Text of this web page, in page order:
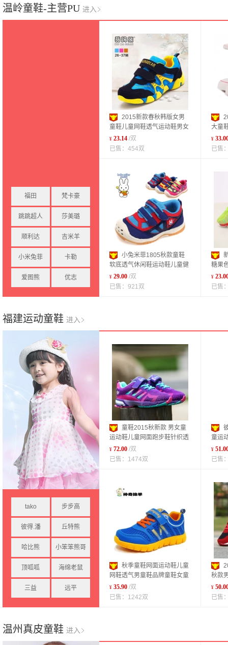
温岭童鞋-主营PU 进入
福田 梵卡豪
跳跳超人 莎美璐
顺利达 吉米羊
小米兔菲 卡勒
爱图熊 优志
2015新款春秋韩版女男
童鞋儿童网鞋透气运动鞋男女
跑步鞋厂家直销
¥ 23.14 /双
已售：454双
大童
牌儿
¥
已售
小兔米菲1805秋款童鞋
软底透气休闲鞋运动鞋儿童健
康运动机能鞋
¥ 29.00 /双
已售：921双
糖果
厂家
¥
已售
福建运动童鞋 进入
tako 步步高
彼得.潘 丘特熊
哈比熊 小笨笨熊哥
顶呱呱 海绵老鼠
三益 远平
童鞋2015秋新款 男女童
运动鞋儿童网面跑步鞋针织透
气休闲亲子鞋
¥ 72.00 /双
已售：1474双
童运
保暖
¥
已售
秋季童鞋网面运动鞋儿童
网鞋透气男童鞋品牌童鞋女童
厂家直销
¥ 35.90 /双
已售：1242双
秋款
面品
¥
已售
温州真皮童鞋 进入